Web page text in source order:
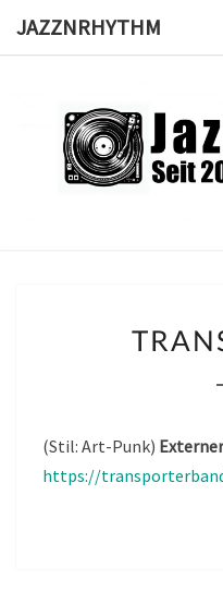
JAZZNRHYTHM
(Stil: Art-Punk)
https://